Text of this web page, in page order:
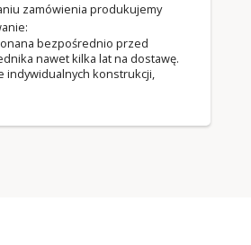
zamówienia produkujemy
bezpośrednio przed
nawet kilka lat na dostawę.
indywidualnych konstrukcji,